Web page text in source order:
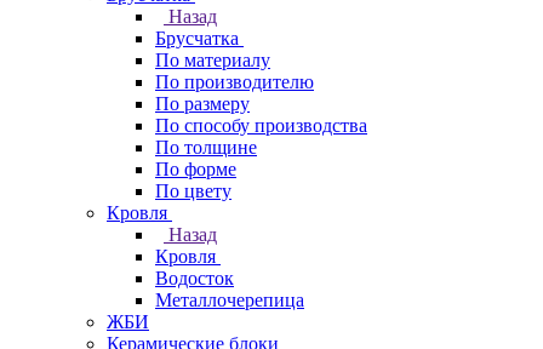
Назад
Брусчатка
По материалу
По производителю
По размеру
По способу производства
По толщине
По форме
По цвету
Кровля
Назад
Кровля
Водосток
Металлочерепица
ЖБИ
Керамические блоки